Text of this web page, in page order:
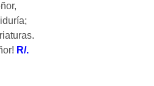
R/.